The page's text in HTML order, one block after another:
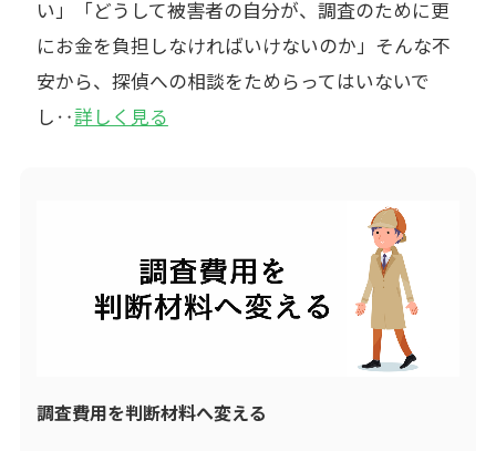
い」「どうして被害者の自分が、調査のために更
にお金を負担しなければいけないのか」そんな不
安から、探偵への相談をためらってはいないで
し‥詳しく見る
調査費用を判断材料へ変える